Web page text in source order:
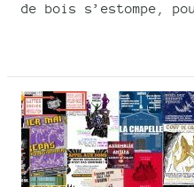
de bois s’estompe,